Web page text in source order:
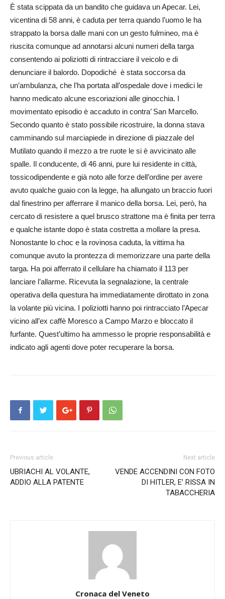
È stata scippata da un bandito che guidava un Apecar. Lei,
vicentina di 58 anni, è caduta per terra quando l’uomo le ha
strappato la borsa dalle mani con un gesto fulmineo, ma è
riuscita comunque ad annotarsi alcuni numeri della targa
consentendo ai poliziotti di rintracciare il veicolo e di
denunciare il balordo. Dopodiché è stata soccorsa da
un’ambulanza, che l’ha portata all’ospedale dove i medici le
hanno medicato alcune escoriazioni alle ginocchia. I
movimentato episodio è accaduto in contra’ San Marcello.
Secondo quanto è stato possibile ricostruire, la donna stava
camminando sul marciapiede in direzione di piazzale del
Mutilato quando il mezzo a tre ruote le si è avvicinato alle
spalle. Il conducente, di 46 anni, pure lui residente in città,
tossicodipendente e già noto alle forze dell’ordine per avere
avuto qualche guaio con la legge, ha allungato un braccio fuori
dal finestrino per afferrare il manico della borsa. Lei, però, ha
cercato di resistere a quel brusco strattone ma è finita per terra
e qualche istante dopo è stata costretta a mollare la presa.
Nonostante lo choc e la rovinosa caduta, la vittima ha
comunque avuto la prontezza di memorizzare una parte della
targa. Ha poi afferrato il cellulare ha chiamato il 113 per
lanciare l’allarme. Ricevuta la segnalazione, la centrale
operativa della questura ha immediatamente dirottato in zona
la volante più vicina. I poliziotti hanno poi rintracciato l’Apecar
vicino all’ex caffè Moresco a Campo Marzo e bloccato il
furfante. Quest’ultimo ha ammesso le proprie responsabilità e
indicato agli agenti dove poter recuperare la borsa.
Previous article
UBRIACHI AL VOLANTE,
ADDIO ALLA PATENTE
Next article
VENDE ACCENDINI CON FOTO
DI HITLER, E’ RISSA IN
TABACCHERIA
Cronaca del Veneto